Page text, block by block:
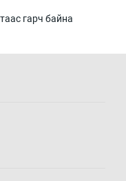
гарч байна